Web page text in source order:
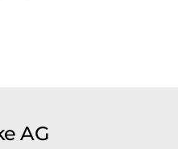
AG